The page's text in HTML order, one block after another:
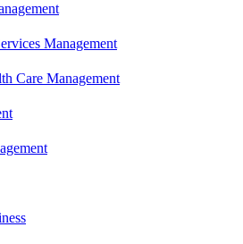
Management
Care Management